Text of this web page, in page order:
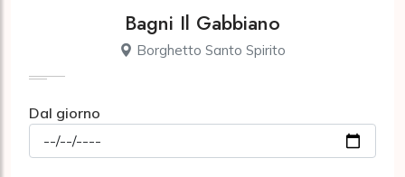
Bagni Il Gabbiano
Borghetto Santo Spirito
Dal giorno